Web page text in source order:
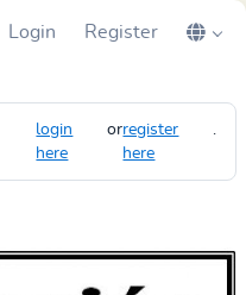
Login Register
login
here
orregister
here
.